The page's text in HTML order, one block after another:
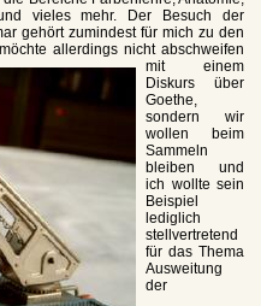
vieles mehr. Der Besuch der
gehört zumindest für mich zu den
allerdings nicht abschweifen
mit einem
Diskurs über
Goethe,
sondern wir
wollen beim
Sammeln
bleiben und
ich wollte sein
Beispiel
lediglich
stellvertretend
für das Thema
Ausweitung
der